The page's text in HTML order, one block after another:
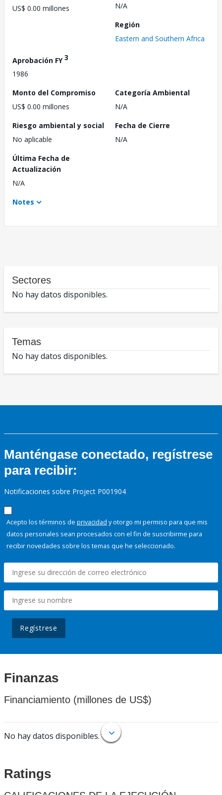
US$ 0.00 millones
N/A
Región
Eastern and Southern Africa
Aprobación FY3
1986
Monto del Compromiso
US$ 0.00 millones
Categoría Ambiental
N/A
Riesgo ambiental y social
No aplicable
Fecha de Cierre
N/A
Última Fecha de
Actualización
N/A
Notes
Sectores
No hay datos disponibles.
Temas
No hay datos disponibles.
Manténgase conectado, regístrese
para recibir:
Notificaciones sobre Project P001904
Acepto los términos de privacidad y otorgo mi permiso para que mis
datos personales sean procesados con el fin de suscribirme para
recibir novedades sobre los temas que he seleccionado.
Regístrese
Finanzas
Financiamiento (millones de US$)
No hay datos disponibles.
Ratings